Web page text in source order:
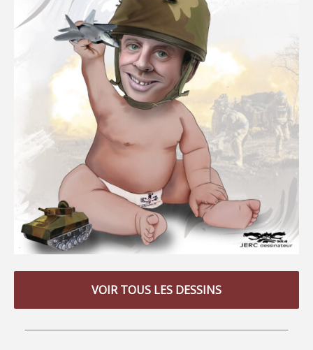
VOIR TOUS LES DESSINS